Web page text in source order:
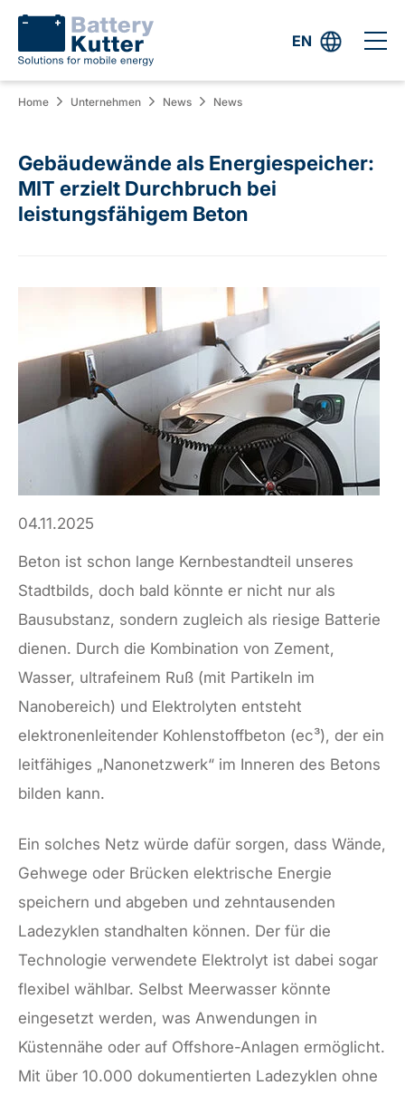
EN
Home Unternehmen News News
Gebäudewände als Energiespeicher:
MIT erzielt Durchbruch bei
leistungsfähigem Beton
04.11.2025
Beton ist schon lange Kernbestandteil unseres
Stadtbilds, doch bald könnte er nicht nur als
Bausubstanz, sondern zugleich als riesige Batterie
dienen. Durch die Kombination von Zement,
Wasser, ultrafeinem Ruß (mit Partikeln im
Nanobereich) und Elektrolyten entsteht
elektronenleitender Kohlenstoffbeton (ec³), der ein
leitfähiges „Nanonetzwerk“ im Inneren des Betons
bilden kann.
Ein solches Netz würde dafür sorgen, dass Wände,
Gehwege oder Brücken elektrische Energie
speichern und abgeben und zehntausenden
Ladezyklen standhalten können. Der für die
Technologie verwendete Elektrolyt ist dabei sogar
flexibel wählbar. Selbst Meerwasser könnte
eingesetzt werden, was Anwendungen in
Küstennähe oder auf Offshore-Anlagen ermöglicht.
Mit über 10.000 dokumentierten Ladezyklen ohne